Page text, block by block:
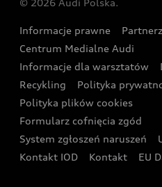
Wyszukaj najbliższego
Oferta dla przedsiębiorców
Oferta dla klientów
Kalkulator rat
Ubezpieczenie
Zasięg
Gwarancja
Akcje serwisowe Audi
Katalog online akcesoriów
Audi i Muzeum Sztuki
Audi driving experience
Audi quattro Cup
Audi i Puchar Świata w
Zakopanem
© 2026 Audi Polska.
Informacje prawne
Centrum Medialne Audi
Informacje dla warsztatów
Recykling
Polityka
Polityka plików cookies
Formularz cofnięcia zgód
System zgłoszeń naruszeń
Kontakt IOD
Kontakt EU